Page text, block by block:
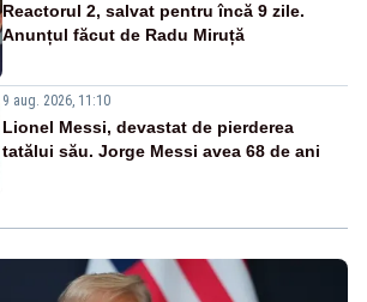
Reactorul 2, salvat pentru încă 9 zile.
Anunțul făcut de Radu Miruță
9 aug. 2026, 11:10
Lionel Messi, devastat de pierderea
tatălui său. Jorge Messi avea 68 de ani